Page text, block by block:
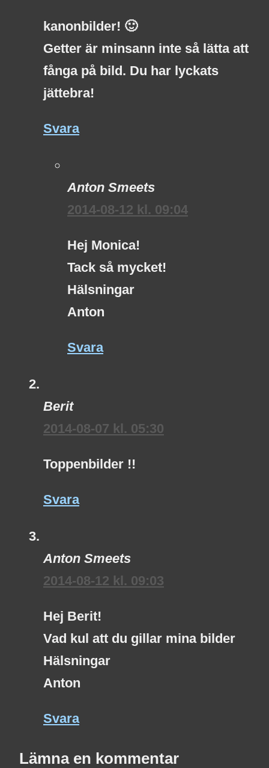
kanonbilder! 🙂
Getter är minsann inte så lätta att
fånga på bild. Du har lyckats
jättebra!
Svara
Anton Smeets
2014-08-12 kl. 09:04
Hej Monica!
Tack så mycket!
Hälsningar
Anton
Svara
Berit
2014-08-07 kl. 05:30
Toppenbilder !!
Svara
Anton Smeets
2014-08-12 kl. 09:03
Hej Berit!
Vad kul att du gillar mina bilder
Hälsningar
Anton
Svara
Lämna en kommentar